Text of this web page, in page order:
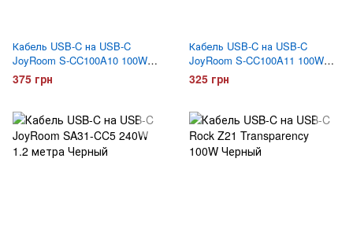
Кабель USB-C на USB-C
JoyRoom S-CC100A10 100W
1.2 метра Белый
375 грн
Кабель USB-C на USB-C
JoyRoom S-CC100A11 100W
1.2 метра Белый
325 грн